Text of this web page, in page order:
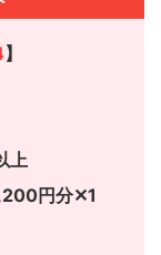
】
上
円分✕1